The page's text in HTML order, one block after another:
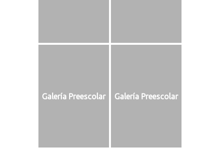
Galería Preescolar Galería Preescolar